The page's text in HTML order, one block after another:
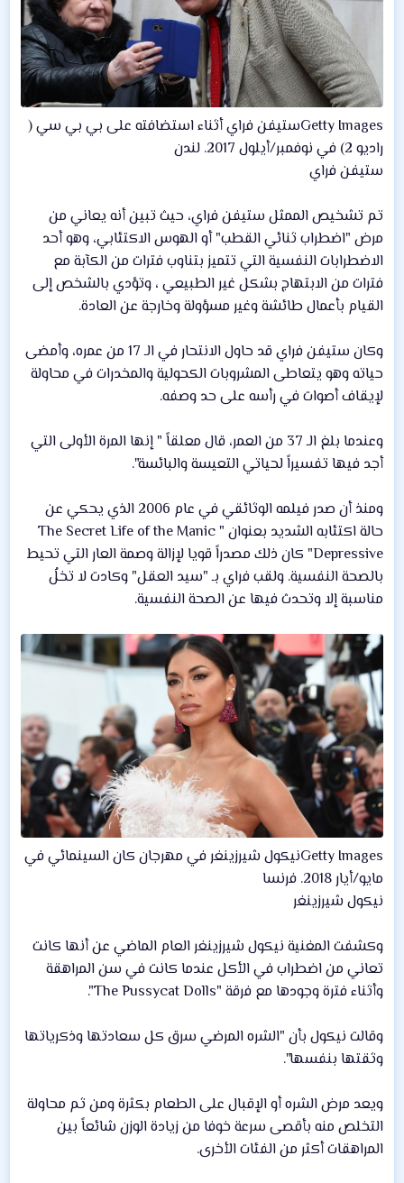
Getty Imagesستيفن فراي أثناء استضافته على بي بي سي (
راديو 2) في نوفمبر/أيلول 2017. لندن
ستيفن فراي
تم تشخيص الممثل ستيفن فراي، حيث تبين أنه يعاني من
مرض "اضطراب ثنائي القطب" أو الهوس الاكتئابي، وهو أحد
الاضطرابات النفسية التي تتميز بتناوب فترات من الكآبة مع
فترات من الابتهاج بشكل غير الطبيعي ، وتؤدي بالشخص إلى
القيام بأعمال طائشة وغير مسؤولة وخارجة عن العادة.
وكان ستيفن فراي قد حاول الانتحار في الـ 17 من عمره، وأمضى
حياته وهو يتعاطى المشروبات الكحولية والمخدرات في محاولة
لإيقاف أصوات في رأسه على حد وصفه.
وعندما بلغ الـ 37 من العمر، قال معلقاً " إنها المرة الأولى التي
أجد فيها تفسيراً لحياتي التعيسة والبائسة".
ومنذ أن صدر فيلمه الوثائقي في عام 2006 الذي يحكي عن
حالة اكتئابه الشديد بعنوان " The Secret Life of the Manic
Depressive" كان ذلك مصدراً قويا لإزالة وصمة العار التي تحيط
بالصحة النفسية. ولقب فراي بـ "سيد العقل" وكادت لا تخلُ
مناسبة إلا وتحدث فيها عن الصحة النفسية.
Getty Imagesنيكول شيرزينغر في مهرجان كان السينمائي في
مايو/أيار 2018. فرنسا
نيكول شيرزينغر
وكشفت المغنية نيكول شيرزينغر العام الماضي عن أنها كانت
تعاني من اضطراب في الأكل عندما كانت في سن المراهقة
وأثناء فترة وجودها مع فرقة "The Pussycat Dolls".
وقالت نيكول بأن "الشره المرضي سرق كل سعادتها وذكرياتها
وثقتها بنفسها".
ويعد مرض الشره أو الإقبال على الطعام بكثرة ومن ثم محاولة
التخلص منه بأقصى سرعة خوفا من زيادة الوزن شائعاً بين
المراهقات أكثر من الفئات الأخرى.